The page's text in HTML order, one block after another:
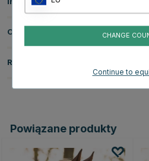
O producencie
Recenzje
Powiązane produkty
CHANGE
Continue to